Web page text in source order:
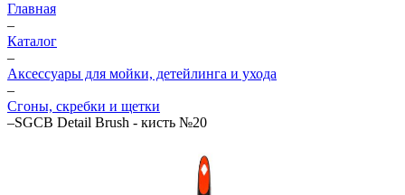
Главная
–
Каталог
–
Аксессуары для мойки, детейлинга и ухода
–
Сгоны, скребки и щетки
–SGCB Detail Brush - кисть №20